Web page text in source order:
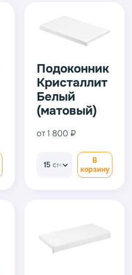
Подоконник
Кристаллит
Белый
(матовый)
от 1 800 ₽
15 см.
В
корзину